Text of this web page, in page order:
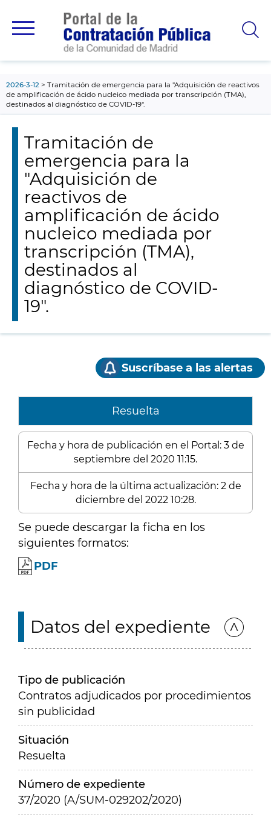
principal
2026-3-12
Tramitación de emergencia para la "Adquisición de reactivos
de amplificación de ácido nucleico mediada por transcripción (TMA),
destinados al diagnóstico de COVID-19".
Tramitación de
emergencia para la
"Adquisición de
reactivos de
amplificación de ácido
nucleico mediada por
transcripción (TMA),
destinados al
diagnóstico de COVID-
19".
Suscríbase a las alertas
Resuelta
Fecha y hora de publicación en el Portal: 3 de
septiembre del 2020 11:15.
Fecha y hora de la última actualización: 2 de
diciembre del 2022 10:28.
Se puede descargar la ficha en los
siguientes formatos:
PDF
Datos del expediente
Tipo de publicación
Contratos adjudicados por procedimientos
sin publicidad
Situación
Resuelta
Número de expediente
37/2020 (A/SUM-029202/2020)